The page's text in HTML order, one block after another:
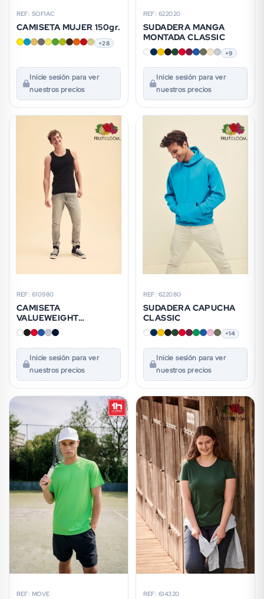
REF: SOFIAC
CAMISETA MUJER 150gr.
+28
Inicie sesión para ver
nuestros precios
REF: 622020
SUDADERA MANGA
MONTADA CLASSIC
+9
Inicie sesión para ver
nuestros precios
REF: 610980
CAMISETA
VALUEWEIGHT
ATHLETIC VEST
Inicie sesión para ver
nuestros precios
REF: 622080
SUDADERA CAPUCHA
CLASSIC
+14
Inicie sesión para ver
nuestros precios
REF: MOVE REF: 614320